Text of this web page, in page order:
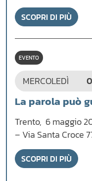
SCOPRI DI PIÙ
EVENTO
MERCOLEDÌ
La parola può
Trento, 6 maggio
– Via Santa Croce
SCOPRI DI PIÙ